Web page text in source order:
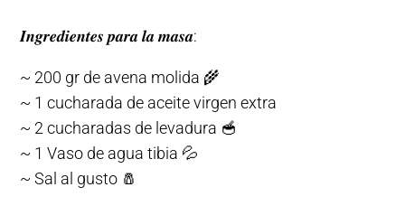
𝑰𝒏𝒈𝒓𝒆𝒅𝒊𝒆𝒏𝒕𝒆𝒔 𝒑𝒂𝒓𝒂 𝒍𝒂 𝒎𝒂𝒔𝒂:
~ 200 gr de avena molida 🌾
~ 1 cucharada de aceite virgen extra
~ 2 cucharadas de levadura 🥣
~ 1 Vaso de agua tibia 💦
~ Sal al gusto 🧂